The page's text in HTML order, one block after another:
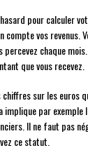
pour calculer
compte vos revenus.
percevez chaque
que vous recevez.
sur les euros
par exemple
Il ne faut pas
ce statut.